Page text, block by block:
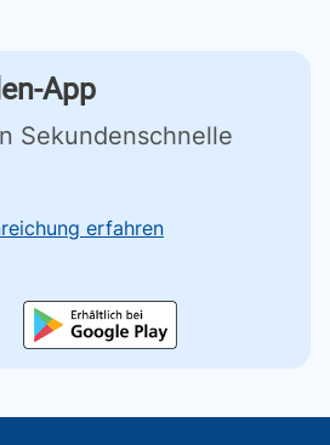
App
Sekundenschnelle
erfahren